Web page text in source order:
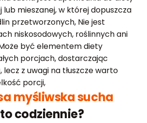
lub mieszanej, w której dopuszcza
przetworzonych, Nie jest
niskosodowych, roślinnych ani
być elementem diety
porcjach, dostarczając
lecz z uwagi na tłuszcze warto
porcji,
myśliwska sucha
codziennie?